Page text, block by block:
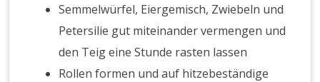
Semmelwürfel, Eiergemisch, Zwiebeln und
Petersilie gut miteinander vermengen und
den Teig eine Stunde rasten lassen
Rollen formen und auf hitzebeständige